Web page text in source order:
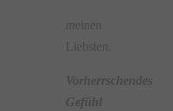
meinen
Liebsten.
Vorherrschendes
Gefühl